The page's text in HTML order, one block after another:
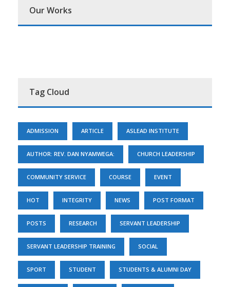
Our Works
Tag Cloud
ADMISSION ARTICLE ASLEAD INSTITUTE
AUTHOR: REV. DAN NYAMWEGA: CHURCH LEADERSHIP
COMMUNITY SERVICE COURSE EVENT
HOT INTEGRITY NEWS POST FORMAT
POSTS RESEARCH SERVANT LEADERSHIP
SERVANT LEADERSHIP TRAINING SOCIAL
SPORT STUDENT STUDENTS & ALUMNI DAY